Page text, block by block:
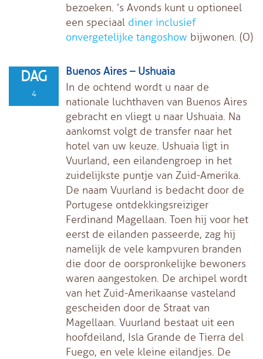
bezoeken. ’s Avonds kunt u optioneel
een speciaal diner inclusief
onvergetelijke tangoshow bijwonen. (O)
DAG
4
Buenos Aires – Ushuaia
In de ochtend wordt u naar de
nationale luchthaven van Buenos Aires
gebracht en vliegt u naar Ushuaia. Na
aankomst volgt de transfer naar het
hotel van uw keuze. Ushuaia ligt in
Vuurland, een eilandengroep in het
zuidelijkste puntje van Zuid-Amerika.
De naam Vuurland is bedacht door de
Portugese ontdekkingsreiziger
Ferdinand Magellaan. Toen hij voor het
eerst de eilanden passeerde, zag hij
namelijk de vele kampvuren branden
die door de oorspronkelijke bewoners
waren aangestoken. De archipel wordt
van het Zuid-Amerikaanse vasteland
gescheiden door de Straat van
Magellaan. Vuurland bestaat uit een
hoofdeiland, Isla Grande de Tierra del
Fuego, en vele kleine eilandjes. De